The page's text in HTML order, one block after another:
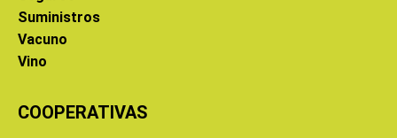
Suministros
Vacuno
Vino
COOPERATIVAS